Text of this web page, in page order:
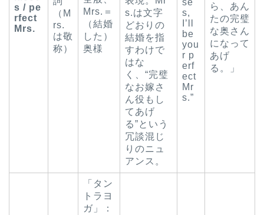
s / pe
rfect
Mrs.
（M
rs.
は敬
称）
Mrs.＝
（結婚
した）
奥様
s.は文字
どおりの
結婚を指
すわけで
はな
く、“完璧
なお嫁さ
ん役もし
てあげ
る”という
冗談混じ
りのニュ
アンス。
se
s,
I’ll
be
you
r p
erf
ect
Mr
s.”
ら、あん
たの完璧
な奥さん
になって
あげ
る。」
「タン
トラヨ
ガ」：